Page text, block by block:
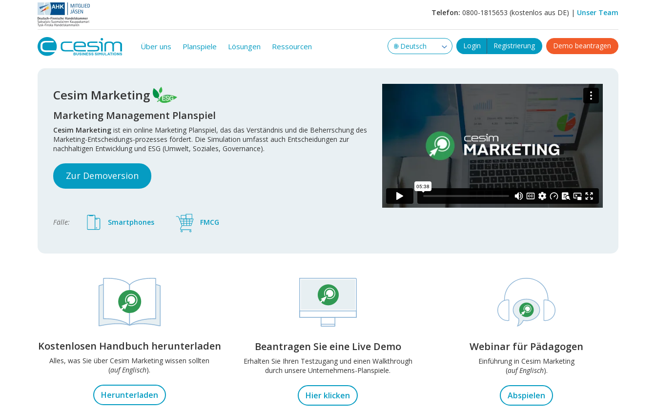
Telefon: 0800-1815653 (kostenlos aus DE) | Unser Team
Über uns Planspiele Lösungen Ressourcen Login Registrierung Demo beantragen
Cesim Marketing
Marketing Management Planspiel
Cesim Marketing ist ein online Marketing Planspiel, das das Verständnis und die Beherrschung des
Marketing-Entscheidungs-prozesses fördert. Die Simulation umfasst auch Entscheidungen zur
nachhaltigen Entwicklung und ESG (Umwelt, Soziales, Governance).
Zur Demoversion
Fälle: Smartphones FMCG
Kostenlosen Handbuch herunterladen
Alles, was Sie über Cesim Marketing wissen sollten
(auf Englisch).
Herunterladen
Beantragen Sie eine Live Demo
Erhalten Sie Ihren Testzugang und einen Walkthrough
durch unsere Unternehmens-Planspiele.
Hier klicken
Webinar für Pädagogen
Einführung in Cesim Marketing
(auf Englisch).
Abspielen